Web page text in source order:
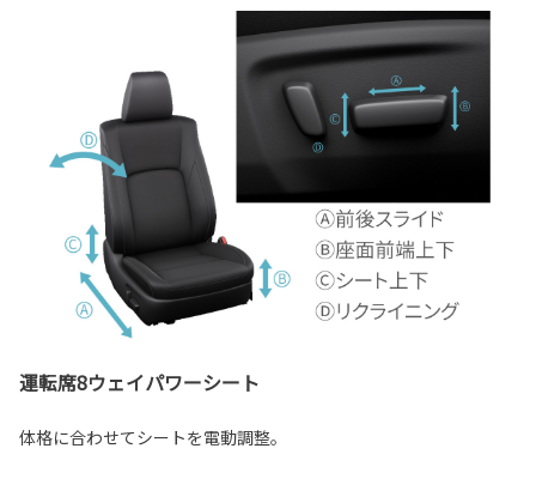
運転席8ウェイパワーシート
体格に合わせてシートを電動調整。